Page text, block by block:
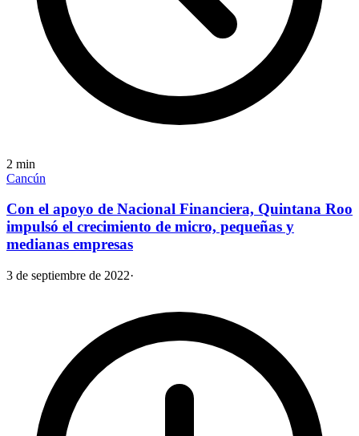
2 min
Cancún
Con el apoyo de Nacional Financiera, Quintana Roo
impulsó el crecimiento de micro, pequeñas y
medianas empresas
3 de septiembre de 2022·